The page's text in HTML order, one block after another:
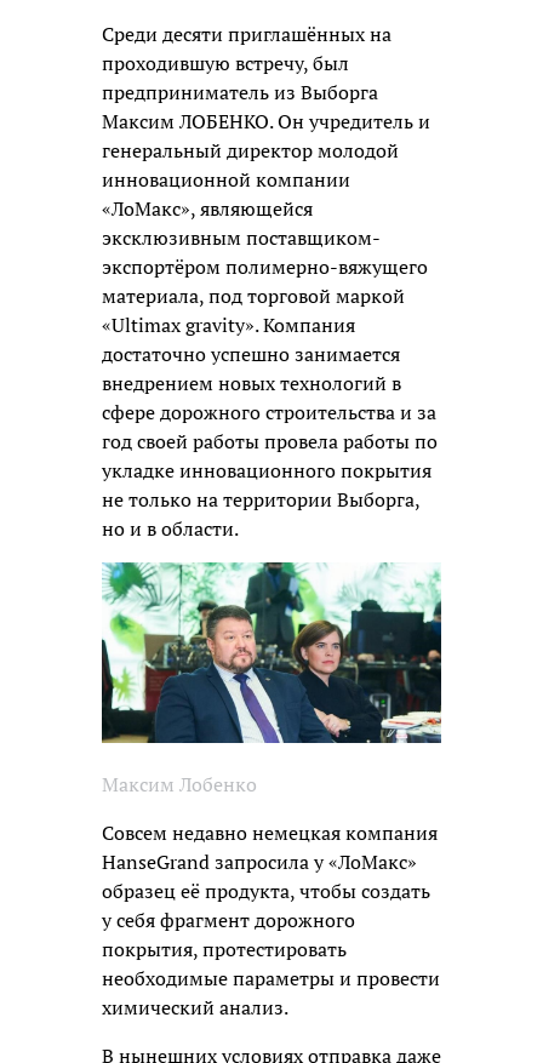
Среди десяти приглашённых на
проходившую встречу, был
предприниматель из Выборга
Максим ЛОБЕНКО. Он учредитель и
генеральный директор молодой
инновационной компании
«ЛоМакс», являющейся
эксклюзивным поставщиком-
экспортёром полимерно-вяжущего
материала, под торговой маркой
«Ultimax gravity». Компания
достаточно успешно занимается
внедрением новых технологий в
сфере дорожного строительства и за
год своей работы провела работы по
укладке инновационного покрытия
не только на территории Выборга,
но и в области.
Максим Лобенко
Совсем недавно немецкая компания
HanseGrand запросила у «ЛоМакс»
образец её продукта, чтобы создать
у себя фрагмент дорожного
покрытия, протестировать
необходимые параметры и провести
химический анализ.
В нынешних условиях отправка даже